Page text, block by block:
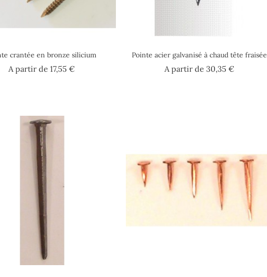
crantée en bronze silicium
A partir de17,55 €Prix
Pointe acier galvanisé à chaud tête fraisée
A partir de30,35 €Prix